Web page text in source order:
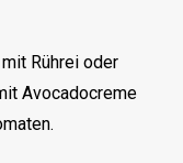
Rührei oder
Avocadocreme